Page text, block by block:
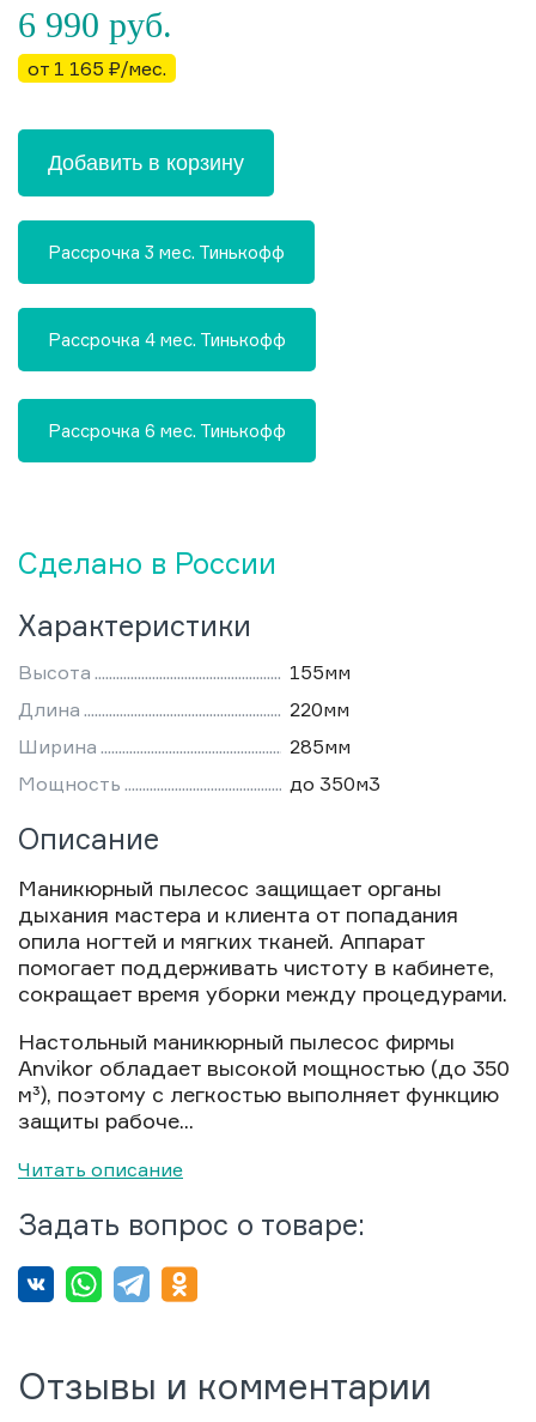
Сделано в России
Характеристики
Высота
155мм
Длина
220мм
Ширина
285мм
Мощность
до 350м3
Описание
Маникюрный пылесос защищает органы
дыхания мастера и клиента от попадания
опила ногтей и мягких тканей. Аппарат
помогает поддерживать чистоту в кабинете,
сокращает время уборки между процедурами.
Настольный маникюрный пылесос фирмы
Anvikor обладает высокой мощностью (до 350
м³), поэтому с легкостью выполняет функцию
защиты рабоче...
Читать описание
Задать вопрос о товаре:
Отзывы и комментарии
6 990 руб.
от 1 165 ₽/мес.
Добавить в корзину
Рассрочка 3 мес. Тинькофф
Рассрочка 4 мес. Тинькофф
Рассрочка 6 мес. Тинькофф